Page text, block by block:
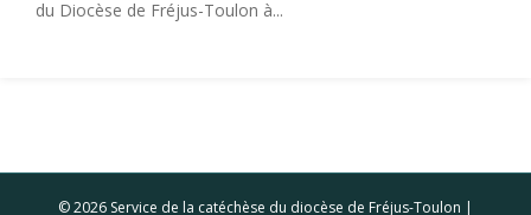
du Diocèse de Fréjus-Toulon à...
© 2026 Service de la catéchèse du diocèse de Fréjus-Toulon |